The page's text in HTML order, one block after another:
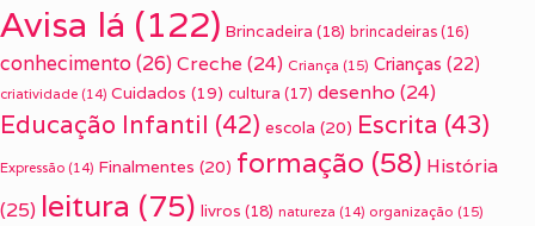
Avisa lá (122) Brincadeira (18) brincadeiras (16)
conhecimento(26) Creche (24) Criança (15) Crianças (22)
criatividade (14) Cuidados (19) cultura (17) desenho (24)
Educação Infantil (42) escola (20) Escrita (43)
Expressão (14) Finalmentes (20) formação (58) História
(25) leitura (75) livros (18) natureza (14) organização (15)